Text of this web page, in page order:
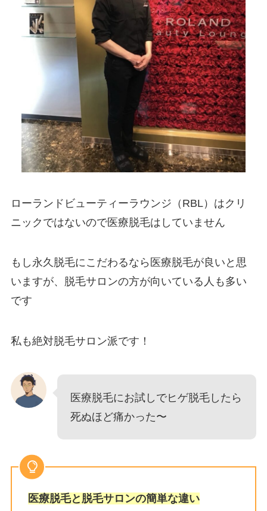
ローランドビューティーラウンジ（RBL）はクリ
ニックではないので医療脱毛はしていません
もし永久脱毛にこだわるなら医療脱毛が良いと思
いますが、脱毛サロンの方が向いている人も多い
です
私も絶対脱毛サロン派です！
医療脱毛にお試しでヒゲ脱毛したら
死ぬほど痛かった〜
医療脱毛と脱毛サロンの簡単な違い